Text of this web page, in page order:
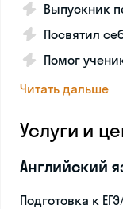
Выпускник
Посвятил
Помог
Читать дальше
Услуги и
Английский
Подготовка к